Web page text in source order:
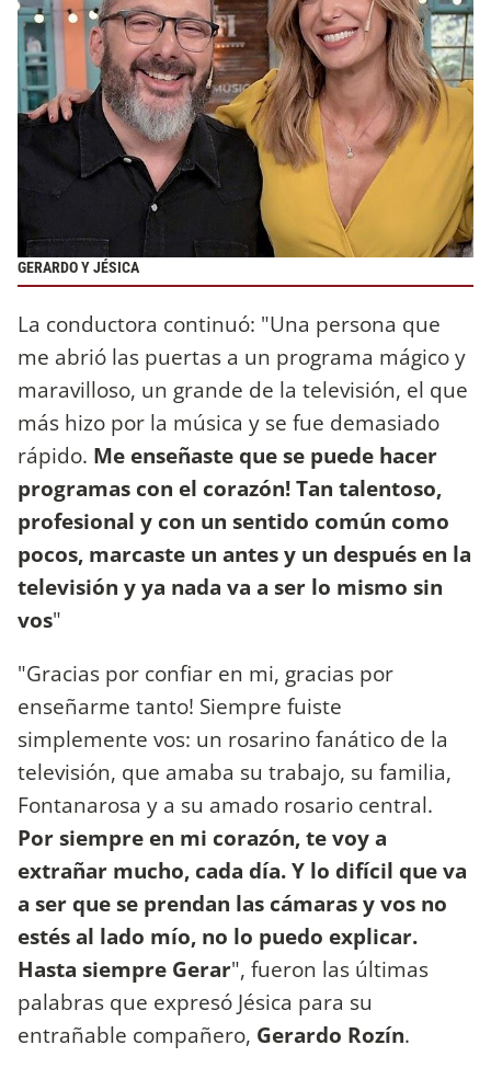
GERARDO Y JÉSICA
La conductora continuó: "Una persona que
me abrió las puertas a un programa mágico y
maravilloso, un grande de la televisión, el que
más hizo por la música y se fue demasiado
rápido. Me enseñaste que se puede hacer
programas con el corazón! Tan talentoso,
profesional y con un sentido común como
pocos, marcaste un antes y un después en la
televisión y ya nada va a ser lo mismo sin
vos"
"Gracias por confiar en mi, gracias por
enseñarme tanto! Siempre fuiste
simplemente vos: un rosarino fanático de la
televisión, que amaba su trabajo, su familia,
Fontanarosa y a su amado rosario central.
Por siempre en mi corazón, te voy a
extrañar mucho, cada día. Y lo difícil que va
a ser que se prendan las cámaras y vos no
estés al lado mío, no lo puedo explicar.
Hasta siempre Gerar", fueron las últimas
palabras que expresó Jésica para su
entrañable compañero, Gerardo Rozín.